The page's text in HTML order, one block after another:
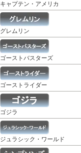
キャプテン・アメリカ
グレムリン
ゴーストバスターズ
ゴーストライダー
ゴジラ
ジュラシック・ワールド